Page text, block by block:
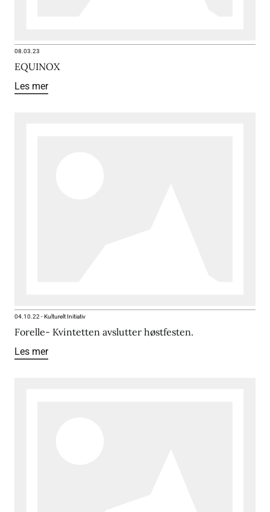
08.03.23
EQUINOX
Les mer
04.10.22 -Kulturelt Initiativ
Forelle- Kvintetten avslutter høstfesten.
Les mer